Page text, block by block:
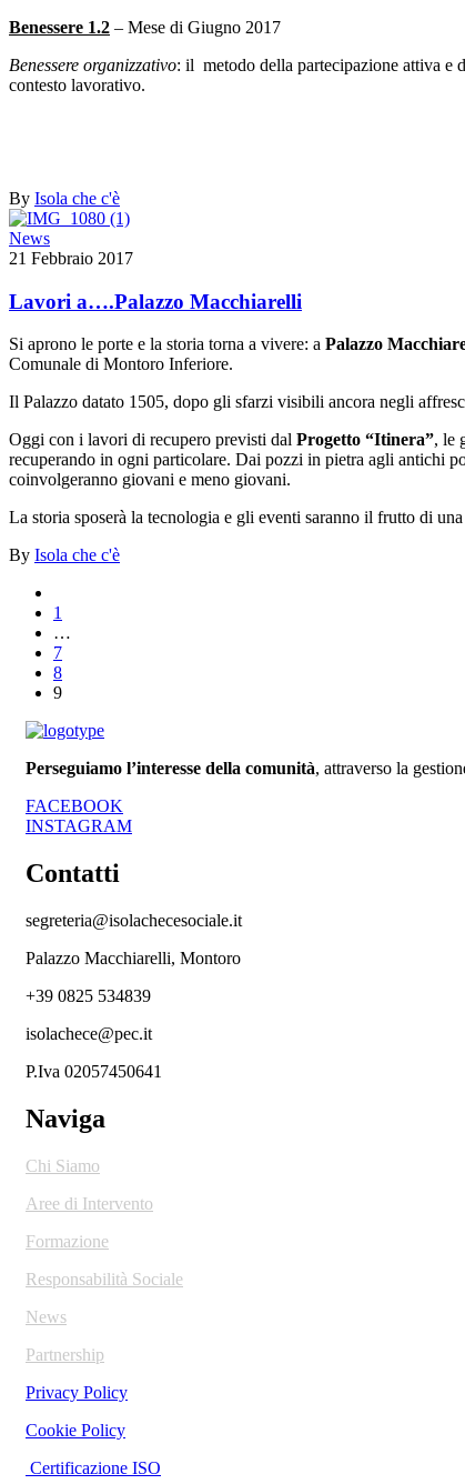
Benessere 1.2 – Mese di Giugno 2017
Benessere organizzativo: il metodo della partecipazione attiva e
contesto lavorativo.
By Isola che c'è
News
21 Febbraio 2017
Lavori a….Palazzo Macchiarelli
Si aprono le porte e la storia torna a vivere: a Palazzo
Comunale di Montoro Inferiore.
Il Palazzo datato 1505, dopo gli sfarzi visibili ancora negli
Oggi con i lavori di recupero previsti dal Progetto “Itinera”, le
recuperando in ogni particolare. Dai pozzi in pietra agli antichi
coinvolgeranno giovani e meno giovani.
La storia sposerà la tecnologia e gli eventi saranno il frutto di
By Isola che c'è
1
…
7
8
9
Perseguiamo l’interesse della comunità, attraverso la
FACEBOOK
INSTAGRAM
Contatti
segreteria@isolachecesociale.it
Palazzo Macchiarelli, Montoro
+39 0825 534839
isolachece@pec.it
P.Iva 02057450641
Naviga
Chi Siamo
Aree di Intervento
Formazione
Responsabilità Sociale
News
Partnership
Privacy Policy
Cookie Policy
Certificazione ISO